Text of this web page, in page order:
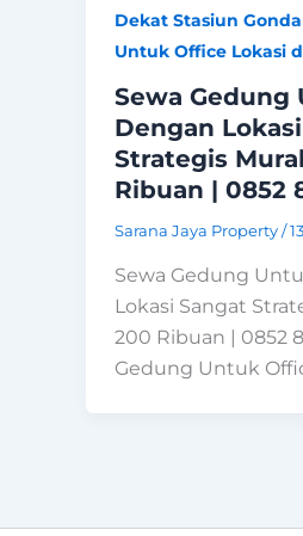
Dekat Stasiun
Untuk Office Lokasi
Sewa Gedung
Dengan
Strategis
Ribuan | 0852
Sarana Jaya Property/
Sewa Gedung
Lokasi Sangat
200 Ribuan | 0852
Gedung Untuk